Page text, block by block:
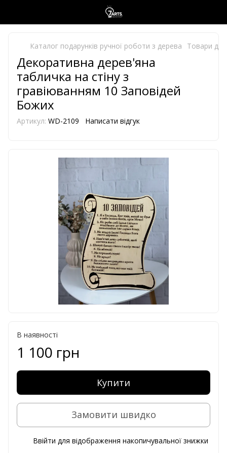
Каталог подарунків ручної роботи з дерева Товари
Декоративна дерев'яна
табличка на стіну з
гравіюванням 10 Заповідей
Божих
Артикул: WD-2109 Написати відгук
В наявності
1 100 грн
Купити
Замовити швидко
Ввійти для відображення накопичувальної знижки